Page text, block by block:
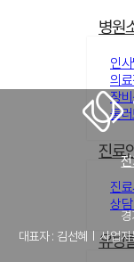
병원
인
의
장
둘
진료
진
상
유방
대표자 : 김선혜 l 사